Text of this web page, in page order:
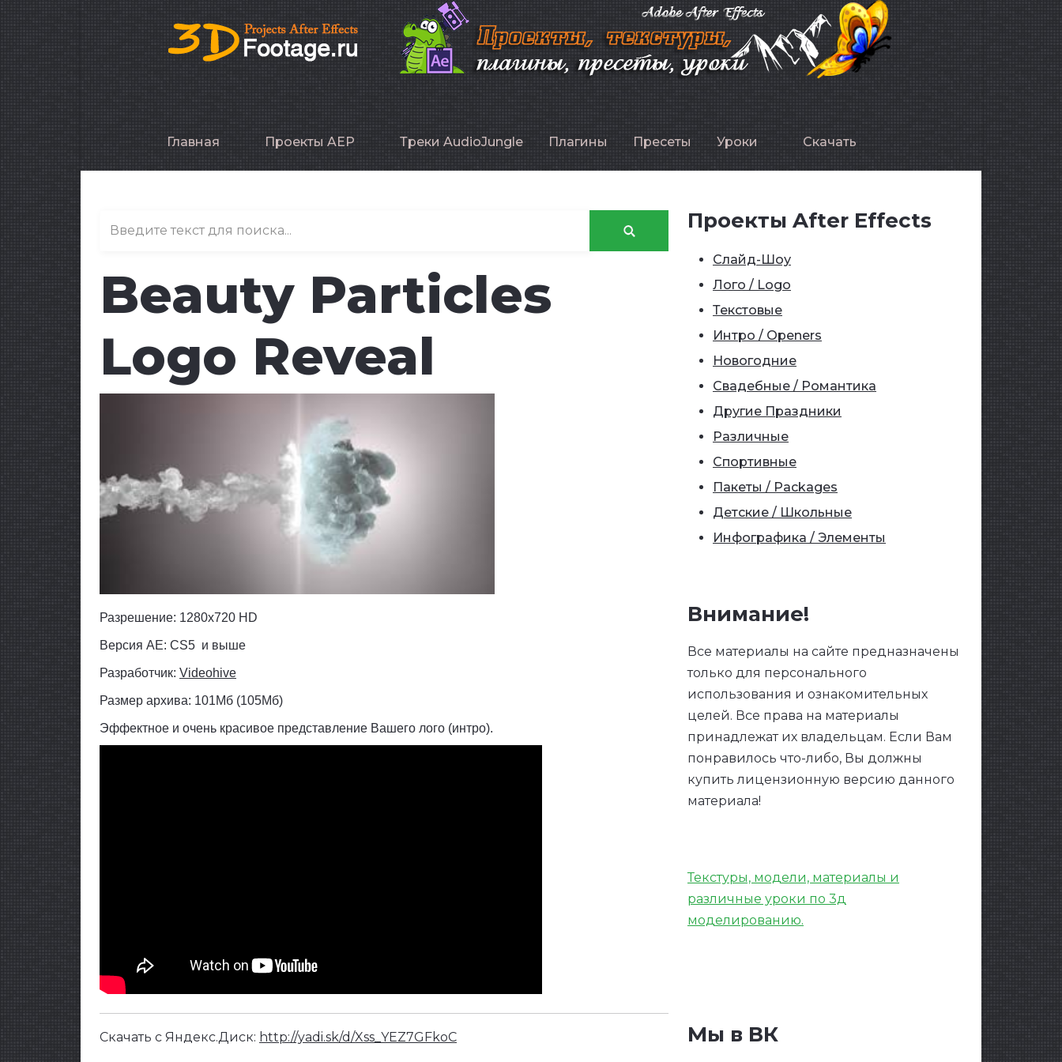
Главная Проекты AEP Треки AudioJungle Плагины Пресеты Уроки Скачать
Beauty Particles
Logo Reveal
Разрешение: 1280x720 HD
Версия AE: CS5 и выше
Разработчик: Videohive
Размер архива: 101Мб (105Мб)
Эффектное и очень красивое представление Вашего лого (интро).
Скачать с Яндекс.Диск: http://yadi.sk/d/Xss_YEZ7GFkoC
Проекты After Effects
Слайд-Шоу
Лого / Logo
Текстовые
Интро / Openers
Новогодние
Свадебные / Романтика
Другие Праздники
Различные
Спортивные
Пакеты / Packages
Детские / Школьные
Инфографика / Элементы
Внимание!
Все материалы на сайте предназначены
только для персонального
использования и ознакомительных
целей. Все права на материалы
принадлежат их владельцам. Если Вам
понравилось что-либо, Вы должны
купить лицензионную версию данного
материала!
Текстуры, модели, материалы и
различные уроки по 3д
моделированию.
Мы в ВК